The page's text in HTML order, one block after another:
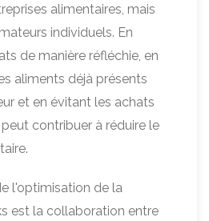
alimentaires, mais
individuels. En
de manière réfléchie, en
aliments déjà présents
et en évitant les achats
contribuer à réduire le
l'optimisation de la
est la collaboration entre